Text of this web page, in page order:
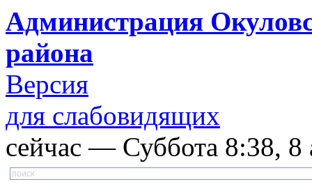
Администрация
района
Версия
для слабовидящих
сейчас — Суббота 8:38, 8